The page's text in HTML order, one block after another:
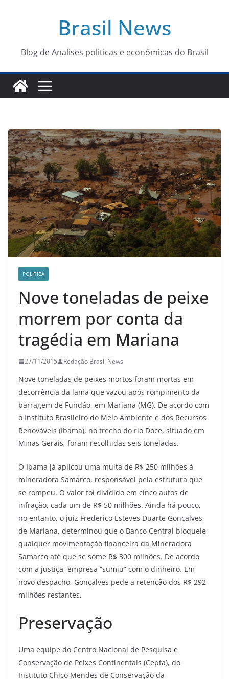
conteúdo
Brasil News
Blog de Analises politicas e econômicas do Brasil
POLITICA
Nove toneladas de peixe
morrem por conta da
tragédia em Mariana
27/11/2015 Redação Brasil News
Nove toneladas de peixes mortos foram mortas em
decorrência da lama que vazou após rompimento da
barragem de Fundão, em Mariana (MG). De acordo com
o Instituto Brasileiro do Meio Ambiente e dos Recursos
Renováveis (Ibama), no trecho do rio Doce, situado em
Minas Gerais, foram recolhidas seis toneladas.
O Ibama já aplicou uma multa de R$ 250 milhões à
mineradora Samarco, responsável pela estrutura que
se rompeu. O valor foi dividido em cinco autos de
infração, cada um de R$ 50 milhões. Ainda há pouco,
no entanto, o juiz Frederico Esteves Duarte Gonçalves,
de Mariana, determinou que o Banco Central bloqueie
qualquer movimentação financeira da Mineradora
Samarco até que se some R$ 300 milhões. De acordo
com a justiça, empresa “sumiu” com o dinheiro. Em
novo despacho, Gonçalves pede a retenção dos R$ 292
milhões restantes.
Preservação
Uma equipe do Centro Nacional de Pesquisa e
Conservação de Peixes Continentais (Cepta), do
Instituto Chico Mendes de Conservação da